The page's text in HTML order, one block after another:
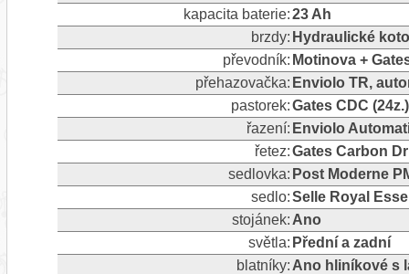
kapacita baterie:23 Ah
brzdy: Hydraulické
převodník: Motinova +
přehazovačka: Enviolo TR,
pastorek:Gates CDC (24z.)
řazení: Enviolo
řetez:Gates Carbon
sedlovka: Post Moderne
sedlo:Selle Royal
stojánek: Ano
světla: Přední a zadní
blatníky: Ano hliníkové s